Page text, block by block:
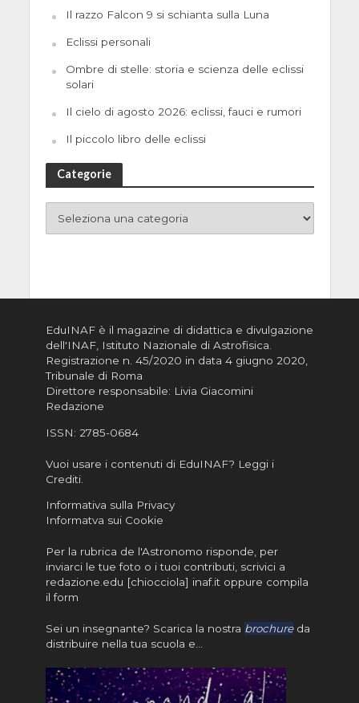
Il razzo Falcon 9 si schianta sulla Luna
Eclissi personali
Ombre di stelle: storia e scienza delle eclissi
solari
Il cielo di agosto 2026: eclissi, fauci e rumori
Il piccolo libro delle eclissi
Categorie
EduINAF è il magazine di didattica e divulgazione
dell'INAF, Istituto Nazionale di Astrofisica
Registrazione n. 45/2020 in data 4 giugno 2020,
Tribunale di Roma
Direttore responsabile: Livia Giacomini
Redazione
ISSN: 2785-0684
Vuoi usare i contenuti di EduINAF? Leggi i
Crediti.
Informativa sulla Privacy
Informatva sui Cookie
Per la rubrica de l'Astronomo risponde, per
inviarci le tue foto o i tuoi contributi, scrivici a
redazione.edu [chiocciola] inaf.it oppure compila
il form
Sei un insegnante? Scarica la nostra brochureda
distribuire nella tua scuola e…